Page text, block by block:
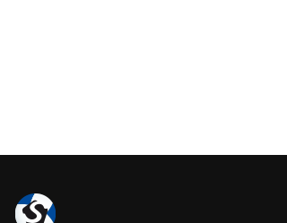
un punto di riferimento